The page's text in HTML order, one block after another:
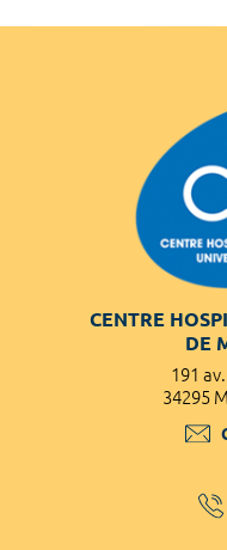
CENTRE
DE
191
34295